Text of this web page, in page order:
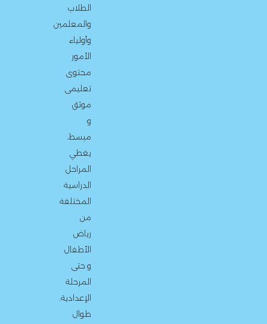
الطلاب
والمعلمين
وأولياء
الأمور
محتوى
تعليمى
موثق
و
مبسط،
يغطي
المراحل
الدراسية
المختلفة
من
رياض
الأطفال
و حتى
المرحلة
الإعدادية.
طوال